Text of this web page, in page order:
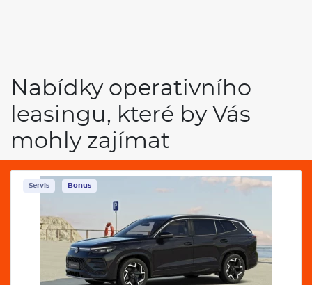
Nabídky operativního
leasingu, které by Vás
mohly zajímat
Servis Bonus